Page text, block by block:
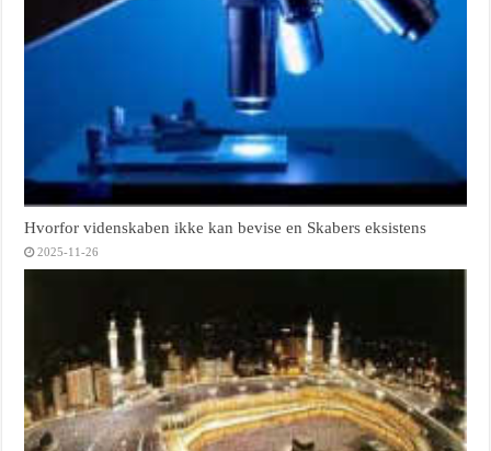
Hvorfor videnskaben ikke kan bevise en Skabers eksistens
2025-11-26